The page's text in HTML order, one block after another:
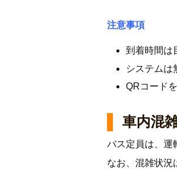
注意事項
到着時間は
システムは
QRコード
車内混
バス定員は、運
なお、混雑状況